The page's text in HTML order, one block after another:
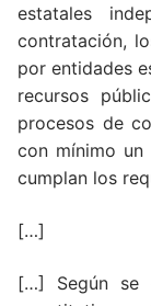
estatales
contratación,
por entidades
recursos
procesos de
con mínimo un
cumplan los
[…]
[…] Según se